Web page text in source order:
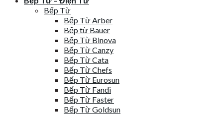
Bếp Từ
Bếp Từ Arber
Bếp từ Bauer
Bếp Từ Binova
Bếp Từ Canzy
Bếp Từ Cata
Bếp Từ Chefs
Bếp Từ Eurosun
Bếp Từ Fandi
Bếp Từ Faster
Bếp Từ Goldsun